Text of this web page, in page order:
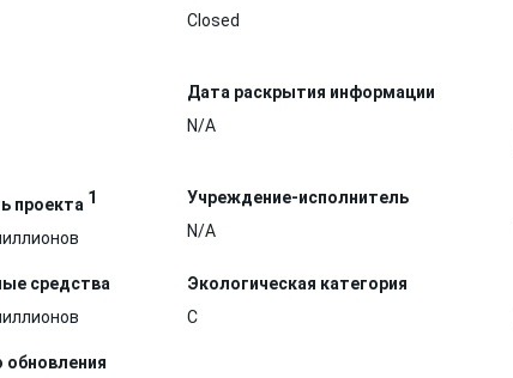
Closed
Дата раскрытия информации
N/A
проекта 1
Учреждение-исполнитель
N/A
средства
Экологическая категория
C
обновления